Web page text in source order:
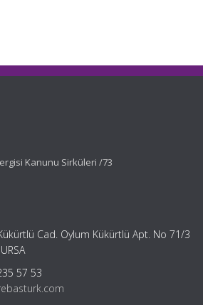
Kanunu Sirküleri /73
Cad. Oylum Kükürtlü Apt. No 71/3
57 53